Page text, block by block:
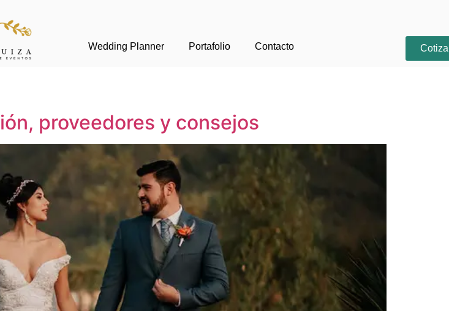
Wedding Planner Portafolio Contacto
proveedores y consejos